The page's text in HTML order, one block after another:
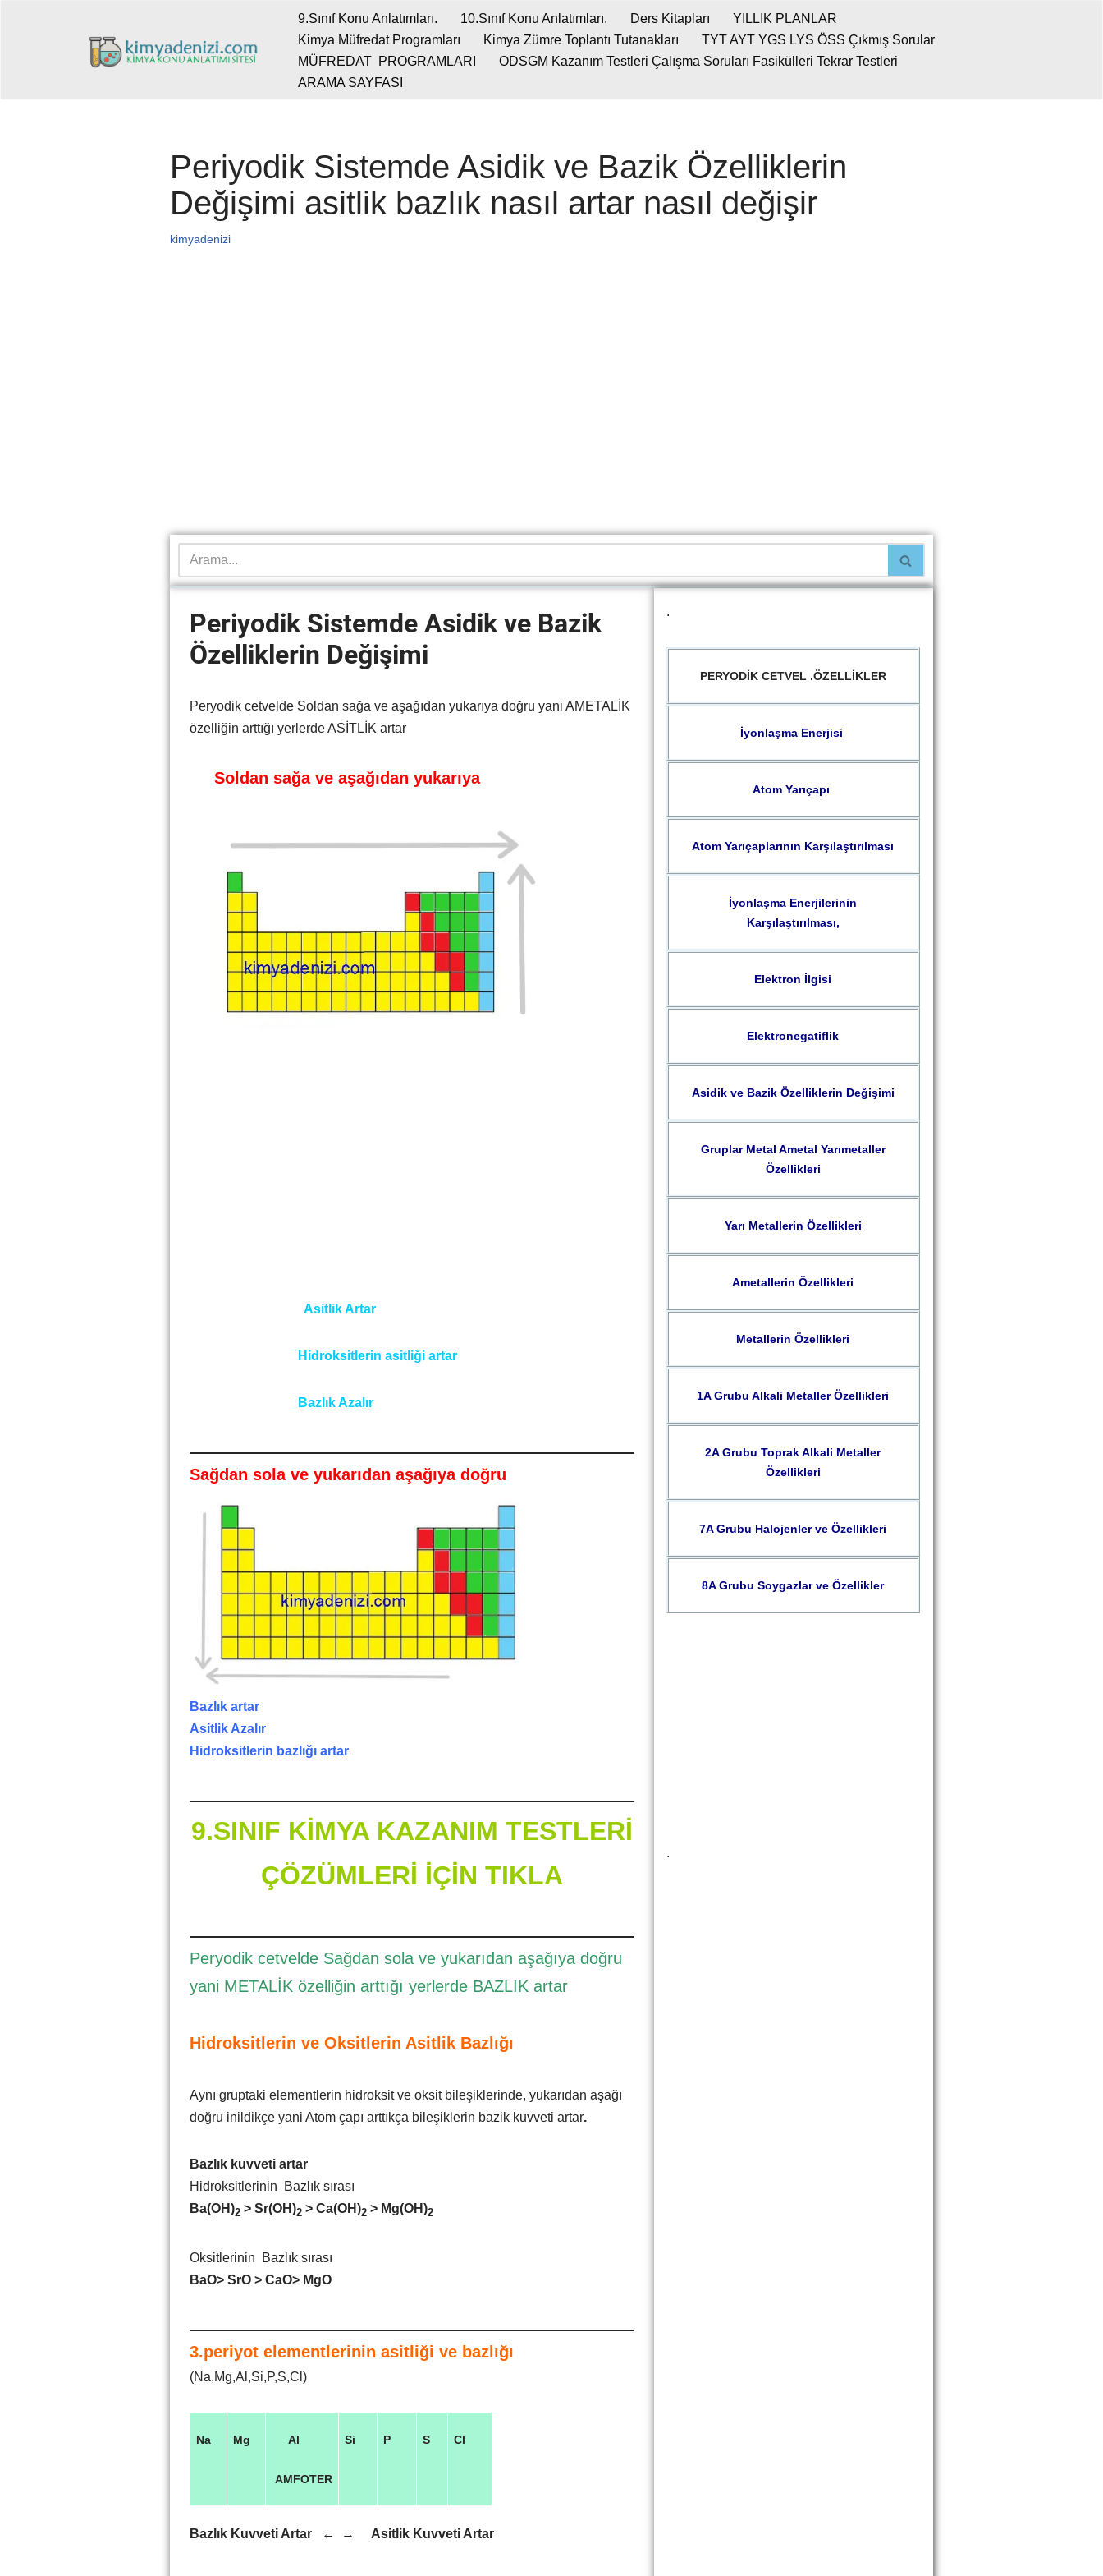
9.Sınıf Konu Anlatımları. 10.Sınıf Konu Anlatımları. Ders Kitapları
YILLIK PLANLAR
Kimya Müfredat Programları
Kimya Zümre Toplantı Tutanakları
TYT AYT YGS LYS ÖSS Çıkmış Sorular
MÜFREDAT PROGRAMLARI
ODSGM Kazanım Testleri Çalışma Soruları Fasikülleri Tekrar Testleri
ARAMA SAYFASI
Periyodik Sistemde Asidik ve Bazik Özelliklerin
Değişimi asitlik bazlık nasıl artar nasıl değişir
kimyadenizi
Periyodik Sistemde Asidik ve Bazik
Özelliklerin Değişimi
Peryodik cetvelde Soldan sağa ve aşağıdan yukarıya doğru yani AMETALİK
özelliğin arttığı yerlerde ASİTLİK artar
Soldan sağa ve aşağıdan yukarıya
Asitlik Artar
Hidroksitlerin asitliği artar
Bazlık Azalır
Sağdan sola ve yukarıdan aşağıya doğru
Bazlık artar
Asitlik Azalır
Hidroksitlerin bazlığı artar
9.SINIF KİMYA KAZANIM TESTLERİ
ÇÖZÜMLERİ İÇİN TIKLA
Peryodik cetvelde Sağdan sola ve yukarıdan aşağıya doğru
yani METALİK özelliğin arttığı yerlerde BAZLIK artar
Hidroksitlerin ve Oksitlerin Asitlik Bazlığı
Aynı gruptaki elementlerin hidroksit ve oksit bileşiklerinde, yukarıdan aşağı
doğru inildikçe yani Atom çapı arttıkça bileşiklerin bazik kuvveti artar.
Bazlık kuvveti artar
Hidroksitlerinin Bazlık sırası
Ba(OH)2 > Sr(OH)2 > Ca(OH)2 > Mg(OH)2
Oksitlerinin Bazlık sırası
BaO> SrO > CaO> MgO
3.periyot elementlerinin asitliği ve bazlığı
(Na,Mg,Al,Si,P,S,Cl)
Na Mg Al
AMFOTER
Si P S Cl
Bazlık Kuvveti Artar ← → Asitlik Kuvveti Artar
.
PERYODİK CETVEL .ÖZELLİKLER
İyonlaşma Enerjisi
Atom Yarıçapı
Atom Yarıçaplarının Karşılaştırılması
İyonlaşma Enerjilerinin
Karşılaştırılması,
Elektron İlgisi
Elektronegatiflik
Asidik ve Bazik Özelliklerin Değişimi
Gruplar Metal Ametal Yarımetaller
Özellikleri
Yarı Metallerin Özellikleri
Ametallerin Özellikleri
Metallerin Özellikleri
1A Grubu Alkali Metaller Özellikleri
2A Grubu Toprak Alkali Metaller
Özellikleri
7A Grubu Halojenler ve Özellikleri
8A Grubu Soygazlar ve Özellikler
.